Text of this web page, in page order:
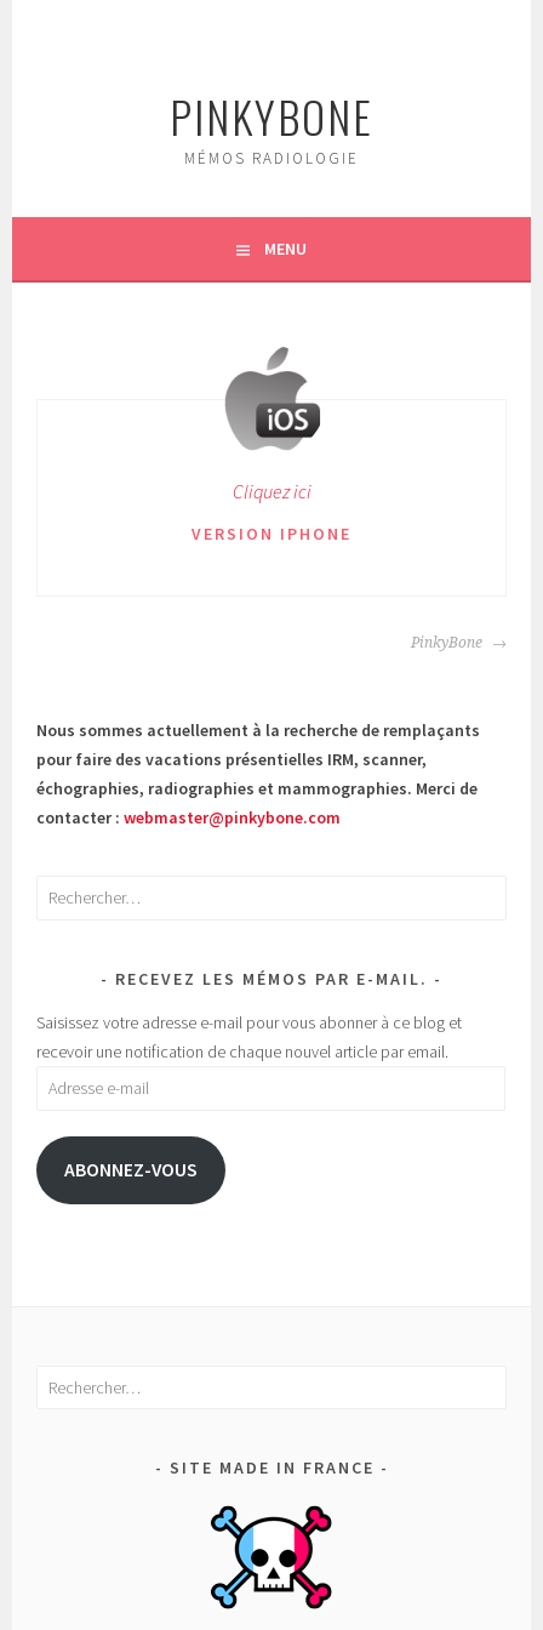
PINKYBONE
MÉMOS RADIOLOGIE
MENU
Cliquez ici
VERSION IPHONE
PinkyBone
Nous sommes actuellement à la recherche de remplaçants
pour faire des vacations présentielles IRM, scanner,
échographies, radiographies et mammographies. Merci de
contacter :webmaster@pinkybone.com
Rechercher :
RECEVEZ LES MÉMOS PAR E-MAIL.
Saisissez votre adresse e-mail pour vous abonner à ce blog et
recevoir une notification de chaque nouvel article par email.
Adresse
mail
ABONNEZ-VOUS
Rechercher :
SITE MADE IN FRANCE